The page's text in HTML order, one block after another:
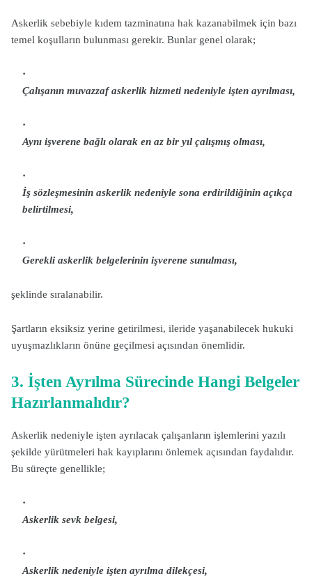
Askerlik sebebiyle kıdem tazminatına hak kazanabilmek için bazı
temel koşulların bulunması gerekir. Bunlar genel olarak;
Çalışanın muvazzaf askerlik hizmeti nedeniyle işten ayrılması,
Aynı işverene bağlı olarak en az bir yıl çalışmış olması,
İş sözleşmesinin askerlik nedeniyle sona erdirildiğinin açıkça
belirtilmesi,
Gerekli askerlik belgelerinin işverene sunulması,
şeklinde sıralanabilir.
Şartların eksiksiz yerine getirilmesi, ileride yaşanabilecek hukuki
uyuşmazlıkların önüne geçilmesi açısından önemlidir.
3. İşten Ayrılma Sürecinde Hangi Belgeler
Hazırlanmalıdır?
Askerlik nedeniyle işten ayrılacak çalışanların işlemlerini yazılı
şekilde yürütmeleri hak kayıplarını önlemek açısından faydalıdır.
Bu süreçte genellikle;
Askerlik sevk belgesi,
Askerlik nedeniyle işten ayrılma dilekçesi,